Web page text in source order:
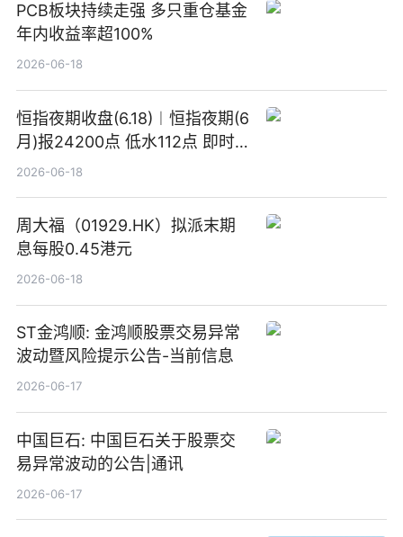
PCB板块持续走强 多只重仓基金
年内收益率超100%
2026-06-18
恒指夜期收盘(6.18)︱恒指夜期(6
月)报24200点 低水112点 即时
焦点
2026-06-18
周大福（01929.HK）拟派末期
息每股0.45港元
2026-06-18
ST金鸿顺: 金鸿顺股票交易异常
波动暨风险提示公告-当前信息
2026-06-17
中国巨石: 中国巨石关于股票交
易异常波动的公告|通讯
2026-06-17